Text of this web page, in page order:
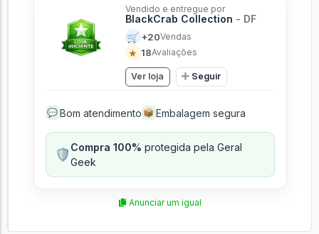
Vendido e entregue por
BlackCrab Collection - DF
🛒 +20Vendas
★ 18Avaliações
Ver loja Seguir
💬 Bom atendimento 📦 Embalagem segura
🛡️Compra 100% protegida pela Geral
Geek
Anunciar um igual